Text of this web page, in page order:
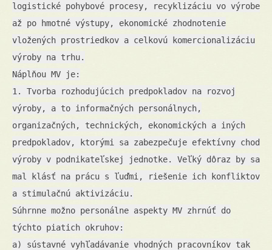
logistické pohybové procesy, recyklizáciu vo výrobe
až po hmotné výstupy, ekonomické zhodnotenie
vložených prostriedkov a celkovú komercionalizáciu
výroby na trhu.
Náplňou MV je:
1. Tvorba rozhodujúcich predpokladov na rozvoj
výroby, a to informačných personálnych,
organizačných, technických, ekonomických a iných
predpokladov, ktorými sa zabezpečuje efektívny chod
výroby v podnikateľskej jednotke. Veľký dôraz by sa
mal klásť na prácu s ľuďmi, riešenie ich konfliktov
a stimulačnú aktivizáciu.
Súhrnne možno personálne aspekty MV zhrnúť do
týchto piatich okruhov:
a) sústavné vyhľadávanie vhodných pracovníkov tak